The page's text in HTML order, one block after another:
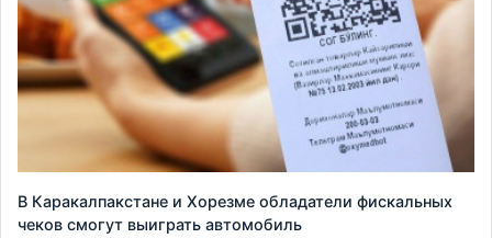
В Каракалпакстане и Хорезме обладатели фискальных
чеков смогут выиграть автомобиль